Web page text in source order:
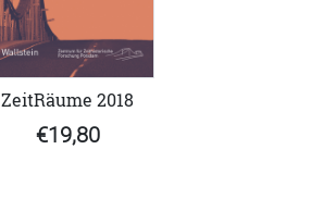
ZeitRäume 2018
€19,80